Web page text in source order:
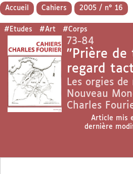
Accueil Cahiers 2005 / n° 16
#Etudes #Art #Corps
73-84
"Prière de
regard
Les orgies
Nouveau
Charles
Article mis
dernière